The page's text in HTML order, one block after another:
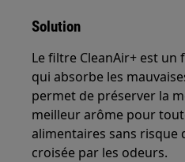
Solution
Le filtre CleanAir+ est
qui absorbe les
permet de préserver la
meilleur arôme pour
alimentaires sans risque
croisée par les odeurs.